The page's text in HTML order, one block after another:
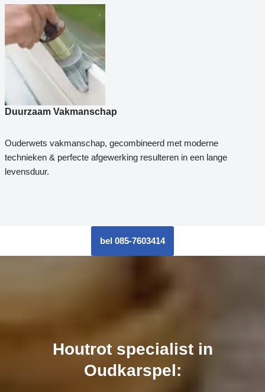
Duurzaam Vakmanschap
Ouderwets vakmanschap, gecombineerd met moderne
technieken & perfecte afgewerking resulteren in een lange
levensduur.
bel 085-7603414
Houtrot specialist in
Oudkarspel: